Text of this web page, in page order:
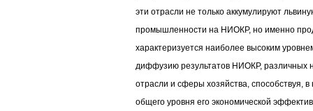
эти отрасли не только аккумулируют
промышленности на НИОКР, но именно
характеризуется наиболее высоким
диффузию результатов НИОКР, различных
отрасли и сферы хозяйства, способствуя,
общего уровня его экономической